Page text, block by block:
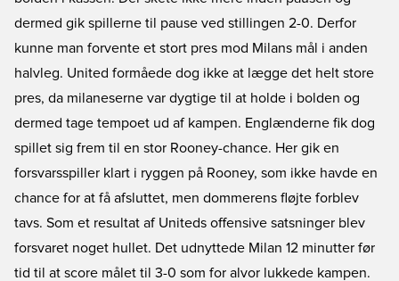
dermed gik spillerne til pause ved stillingen 2-0. Derfor
kunne man forvente et stort pres mod Milans mål i anden
halvleg. United formåede dog ikke at lægge det helt store
pres, da milaneserne var dygtige til at holde i bolden og
dermed tage tempoet ud af kampen. Englænderne fik dog
spillet sig frem til en stor Rooney-chance. Her gik en
forsvarsspiller klart i ryggen på Rooney, som ikke havde en
chance for at få afsluttet, men dommerens fløjte forblev
tavs. Som et resultat af Uniteds offensive satsninger blev
forsvaret noget hullet. Det udnyttede Milan 12 minutter før
tid til at score målet til 3-0 som for alvor lukkede kampen.